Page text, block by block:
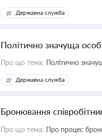
Державна служба
Політично значуща
Про що тема: Політично
Державна служба
Бронювання
Про що тема: Про процес